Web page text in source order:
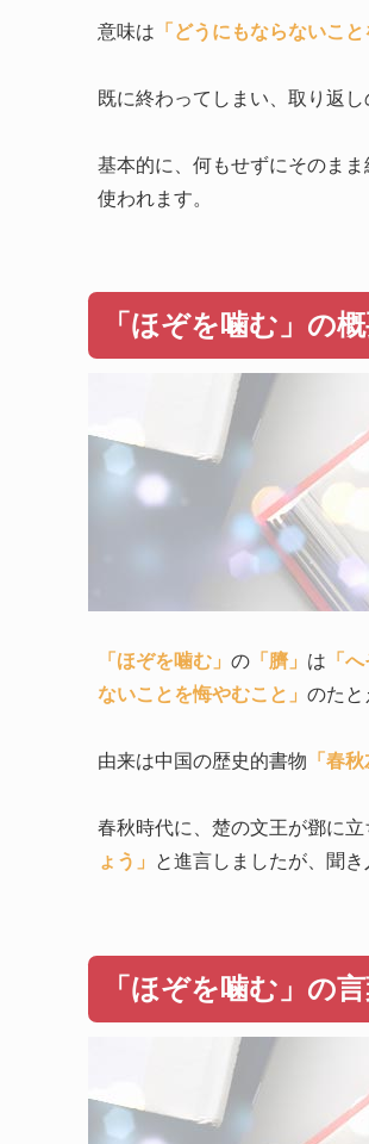
意味は 「どうにもならないこ
既に終わってしまい、取り返
基本的に、何もせずにそのま
使われます。
「ほぞを噛む」の
「ほぞを噛む」 の 「臍」 は 「へ
ないことを悔やむこと」 のたと
由来は中国の歴史的書物 「春
春秋時代に、楚の文王が鄧に
ょう」
と進言しましたが、聞
「ほぞを噛む」の